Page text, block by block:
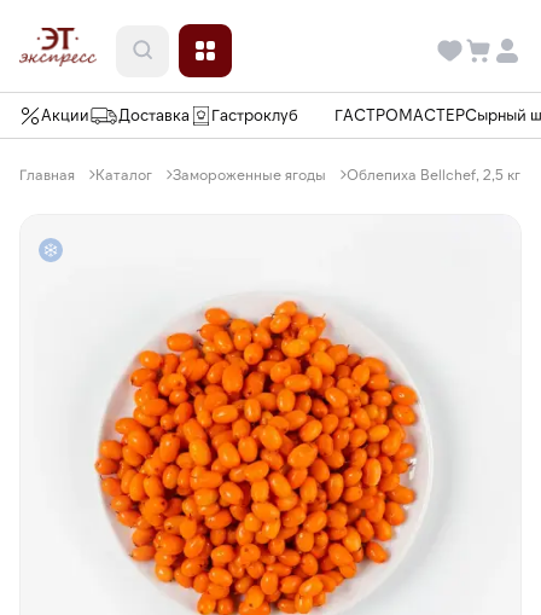
Акции Доставка Гастроклуб ГАСТРОМАСТЕРСырный
Главная Каталог Замороженные ягоды Облепиха Bellсhef, 2,5 кг